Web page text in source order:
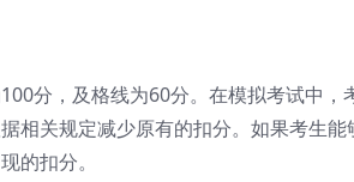
分，及格线为60分。在模拟考试中，
相关规定减少原有的扣分。如果考生能
的扣分。